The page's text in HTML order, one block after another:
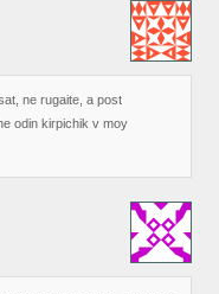
ne rugaite, a post
odin kirpichik v moy